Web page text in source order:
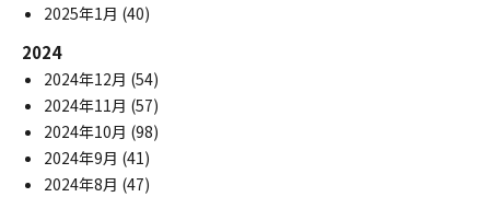
2025年1月 (40)
2024
2024年12月 (54)
2024年11月 (57)
2024年10月 (98)
2024年9月 (41)
2024年8月 (47)